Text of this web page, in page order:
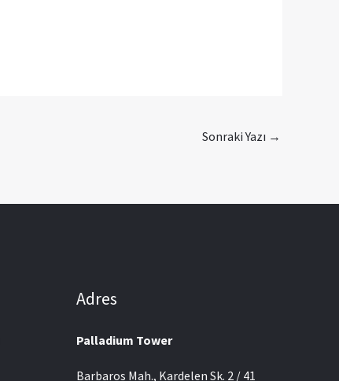
Sonraki Yazı →
Adres
Palladium Tower
Barbaros Mah., Kardelen Sk. 2 / 41